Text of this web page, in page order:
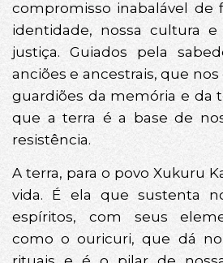
compromisso inabalável de
identidade, nossa cultura
justiça. Guiados pela
anciões e ancestrais, que
guardiões da memória e da
que a terra é a base de
resistência.
A terra, para o povo Xukuru
vida. É ela que sustenta
espíritos, com seus
como o ouricuri, que dá